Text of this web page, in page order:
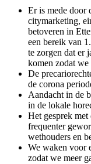
Er is mede door
citymarketing,
betoveren in
een bereik van
te zorgen dat er
komen zodat we
De
de corona
Aandacht in de
in de lokale
Het gesprek met
frequenter
wethouders en
We waken voor
zodat we meer